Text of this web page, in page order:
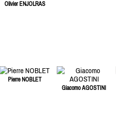
Olivier ENJOLRAS
Pierre NOBLET
Giacomo AGOSTINI